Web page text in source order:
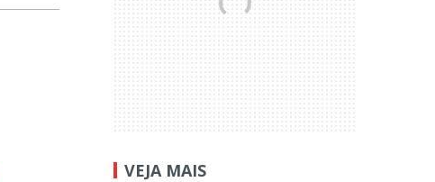
VEJA MAIS